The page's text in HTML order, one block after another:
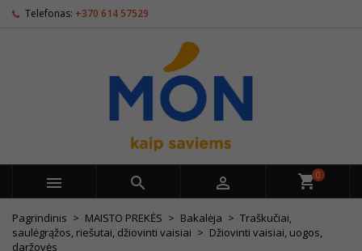
Telefonas: +370 614 57529
   0
Pagrindinis MAISTO PREKĖS Bakalėja
Traškučiai,
saulėgrąžos, riešutai, džiovinti vaisiai
Džiovinti vaisiai, uogos,
daržovės